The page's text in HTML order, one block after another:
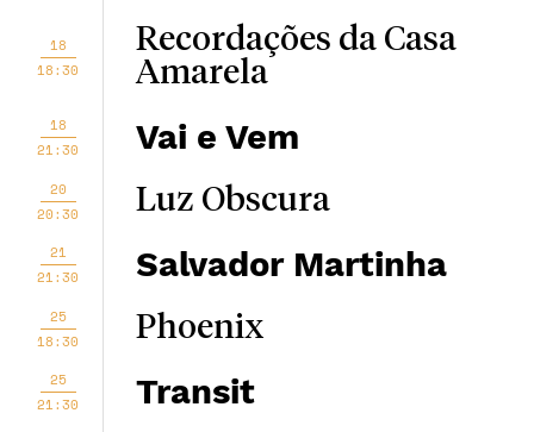
18
18:30
Recordações da Casa
Amarela
18
21:30
Vai e Vem
20
20:30
Luz Obscura
21
21:30
Salvador Martinha
25
18:30
Phoenix
25
21:30
Transit